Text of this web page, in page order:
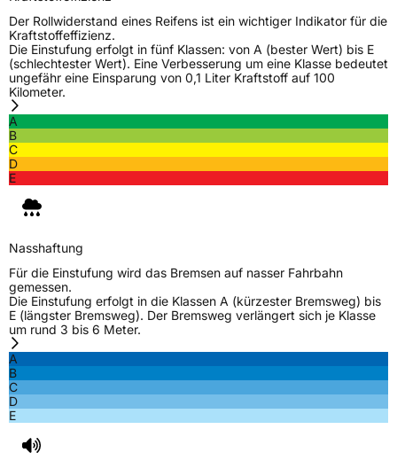
ModellnameUltra ARZ 5
FahrzeugartPKW & SUV
Weitere Eigenschaften
SchlauchtypTL
ZustandNeureifen
Verstärkt
EU Label
EffizienzC
Nasshaftung
Der Rollwiderstand eines Reifens ist ein wichtiger Indikator für die
Kraftstoffeffizienz.
Die Einstufung erfolgt in fünf Klassen: von A (bester Wert) bis E
(schlechtester Wert). Eine Verbesserung um eine Klasse bedeutet
ungefähr eine Einsparung von 0,1 Liter Kraftstoff auf 100
Kilometer.
A
B
C
D
E
Nasshaftung
Für die Einstufung wird das Bremsen auf nasser Fahrbahn
gemessen.
Die Einstufung erfolgt in die Klassen A (kürzester Bremsweg) bis
E (längster Bremsweg). Der Bremsweg verlängert sich je Klasse
um rund 3 bis 6 Meter.
A
B
C
D
E